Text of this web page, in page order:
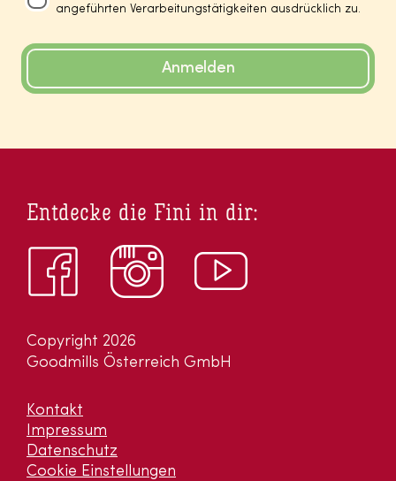
angeführten Verarbeitungstätigkeiten ausdrücklich zu.
Anmelden
Copyright 2026
Goodmills Österreich GmbH
Kontakt
Impressum
Datenschutz
Cookie Einstellungen
Entdecke die Fini in dir: